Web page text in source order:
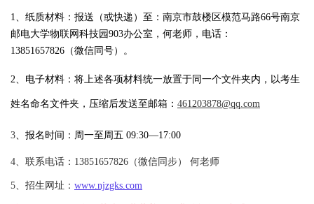
1、纸质材料 ： 报送（或快递）至 ： 南京市鼓楼区模范马路66号南京
邮电大学物联网科技园903办公室 ，何老师，电话：
13851657826（微信同号）。
2、电子材料： 将上述各项材料统一放置于同一个文件夹内，以考生
姓名命名文件夹，压缩后发送至邮箱： 461203878@qq.com
3、报名时间：周一至周五 09:30—17:00
4、联系电话：13851657826（微信同步） 何老师
5、招生网址： www.njzgks.com